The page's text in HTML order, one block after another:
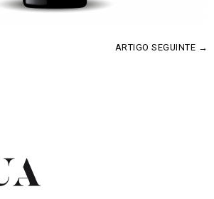
ARTIGO SEGUINTE →